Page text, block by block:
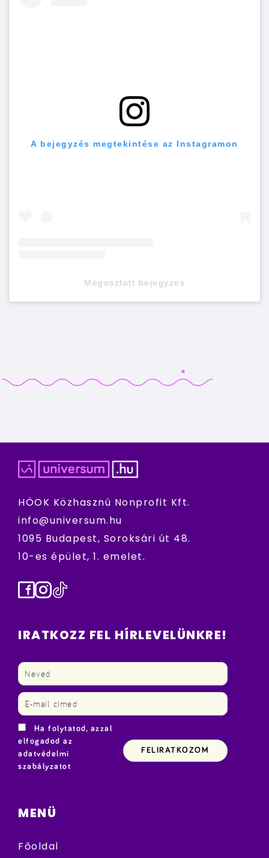
A bejegyzés megtekintése az Instagramon
Megosztott bejegyzés
HÖOK Közhasznú Nonprofit Kft.
info@universum.hu
1095 Budapest, Soroksári út 48.
10-es épület, 1. emelet.
Facebook
Instagram
TikTok
IRATKOZZ FEL HÍRLEVELÜNKRE!
Ha folytatod, azzal
elfogadod az
adatvédelmi
szabályzatot
MENÜ
Főoldal